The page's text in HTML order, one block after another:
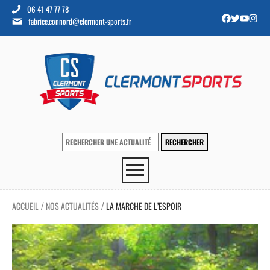
06 41 47 77 78
fabrice.connord@clermont-sports.fr
ACCUEIL / NOS ACTUALITÉS /LA MARCHE DE L’ESPOIR